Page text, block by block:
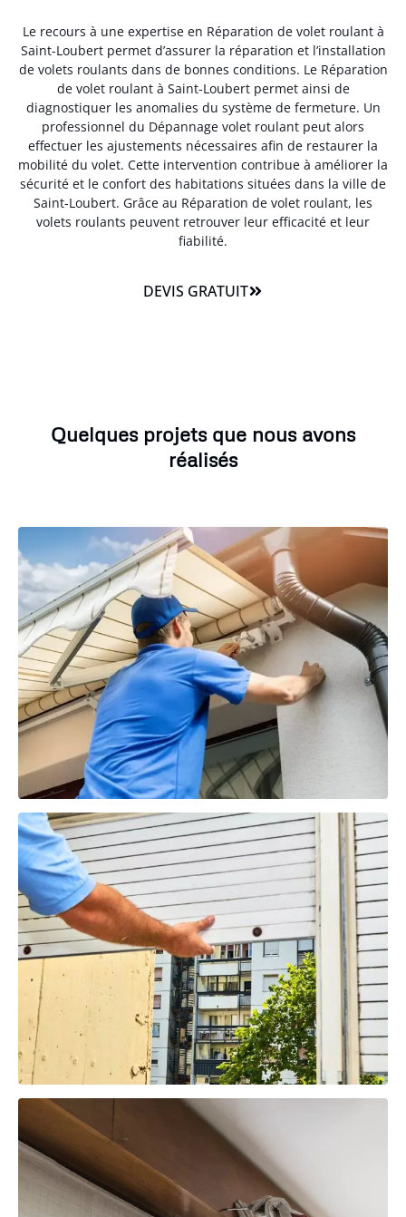
Le recours à une expertise en Réparation de volet roulant à
Saint-Loubert permet d’assurer la réparation et l’installation
de volets roulants dans de bonnes conditions. Le Réparation
de volet roulant à Saint-Loubert permet ainsi de
diagnostiquer les anomalies du système de fermeture. Un
professionnel du Dépannage volet roulant peut alors
effectuer les ajustements nécessaires afin de restaurer la
mobilité du volet. Cette intervention contribue à améliorer la
sécurité et le confort des habitations situées dans la ville de
Saint-Loubert. Grâce au Réparation de volet roulant, les
volets roulants peuvent retrouver leur efficacité et leur
fiabilité.
DEVIS GRATUIT
Quelques projets que nous avons
réalisés